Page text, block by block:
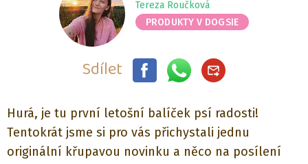
Tereza Roučková
PRODUKTY V DOGSIE
Sdílet
Hurá, je tu první letošní balíček psí radosti!
Tentokrát jsme si pro vás přichystali jednu
originální křupavou novinku a něco na posílení